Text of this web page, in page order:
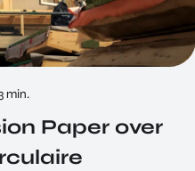
min.
Paper over